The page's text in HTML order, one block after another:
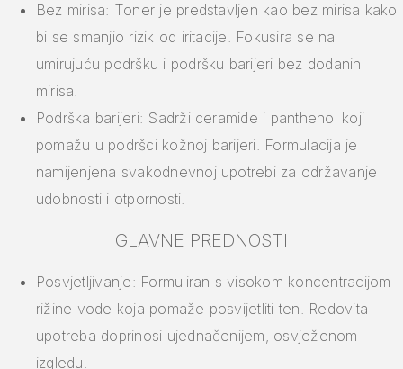
Bez mirisa: Toner je predstavljen kao bez mirisa kako
bi se smanjio rizik od iritacije. Fokusira se na
umirujuću podršku i podršku barijeri bez dodanih
mirisa.
Podrška barijeri: Sadrži ceramide i panthenol koji
pomažu u podršci kožnoj barijeri. Formulacija je
namijenjena svakodnevnoj upotrebi za održavanje
udobnosti i otpornosti.
GLAVNE PREDNOSTI
Posvjetljivanje: Formuliran s visokom koncentracijom
rižine vode koja pomaže posvijetliti ten. Redovita
upotreba doprinosi ujednačenijem, osvježenom
izgledu.